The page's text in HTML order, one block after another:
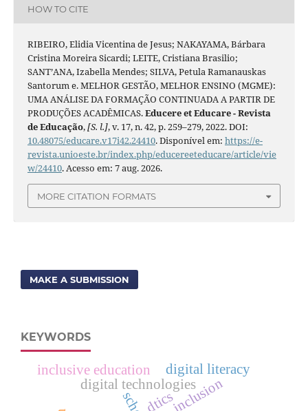
HOW TO CITE
RIBEIRO, Elidia Vicentina de Jesus; NAKAYAMA, Bárbara
Cristina Moreira Sicardi; LEITE, Cristiana Brasilio;
SANT’ANA, Izabella Mendes; SILVA, Petula Ramanauskas
Santorum e. MELHOR GESTÃO, MELHOR ENSINO (MGME):
UMA ANÁLISE DA FORMAÇÃO CONTINUADA A PARTIR DE
PRODUÇÕES ACADÊMICAS.Educere et Educare - Revista
de Educação,[S. l.], v. 17, n. 42, p. 259–279, 2022. DOI:
10.48075/educare.v17i42.24410. Disponível em: https://e-
revista.unioeste.br/index.php/educereeteducare/article/vie
w/24410. Acesso em: 7 aug. 2026.
MORE CITATION FORMATS
MAKE A SUBMISSION
KEYWORDS
digital technologiesinclusion
inclusive education digital literacy
dtics